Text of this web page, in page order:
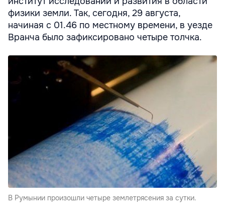
физики земли. Так, сегодня, 29 августа,
начиная с 01.46 по местному времени, в уезде
Вранча было зафиксировано четыре толчка.
В Румынии произошли четыре землетрясения за сутки.